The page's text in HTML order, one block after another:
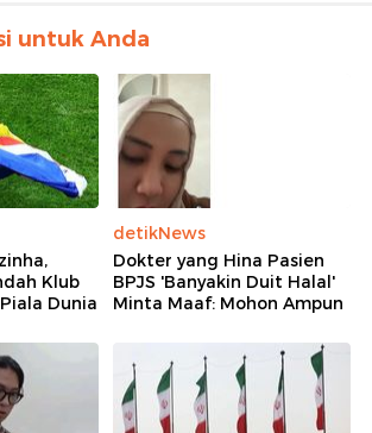
untuk Anda
Klub
Dunia
detikNews
Dokter yang Hina Pasien
BPJS 'Banyakin Duit Halal'
Minta Maaf: Mohon Ampun